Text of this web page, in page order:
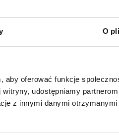
O
oferować funkcje
udostępniamy partnerom
z innymi danymi otrzymanymi
korzystania z dedykowanych